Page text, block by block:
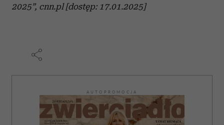
2025”, cnn.pl [dostęp: 17.01.2025]
AUTOPROMOCJA